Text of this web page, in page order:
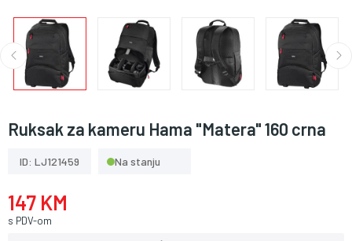
Ruksak za kameru Hama "Matera" 160 crna
ID: LJ121459 Na stanju
147 KM
s PDV-om